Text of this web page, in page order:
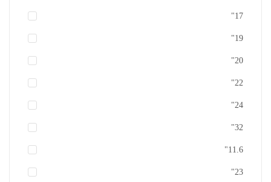
اضافة الى المفضلة
17"
19"
20"
22"
24"
32"
11.6"
23"